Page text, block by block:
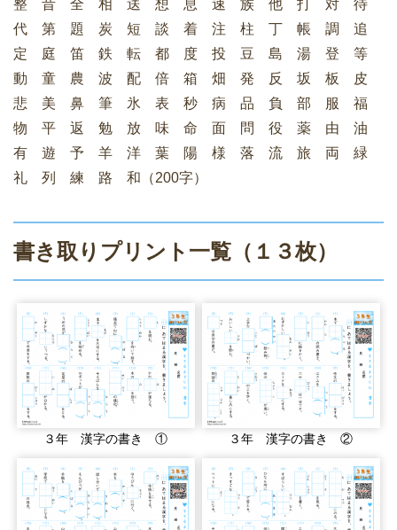
整 昔 全 相 送 想 息 速 族 他 打 対 待
代 第 題 炭 短 談 着 注 柱 丁 帳 調 追
定 庭 笛 鉄 転 都 度 投 豆 島 湯 登 等
動 童 農 波 配 倍 箱 畑 発 反 坂 板 皮
悲 美 鼻 筆 氷 表 秒 病 品 負 部 服 福
物 平 返 勉 放 味 命 面 問 役 薬 由 油
有 遊 予 羊 洋 葉 陽 様 落 流 旅 両 緑
礼 列 練 路 和（200字）
書き取りプリント一覧（１３枚）
３年 漢字の書き ① ３年 漢字の書き ②